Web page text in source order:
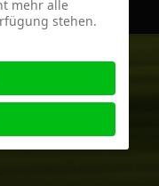
mehr alle
stehen.